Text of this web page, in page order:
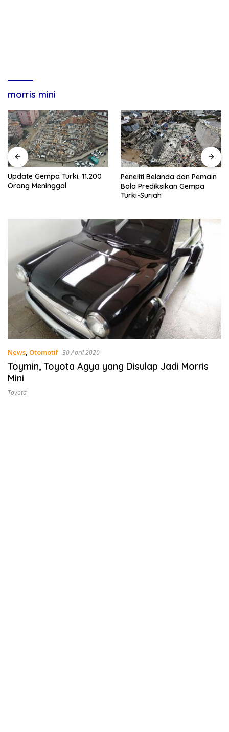
morris mini
Update Gempa Turki: 11.200
Orang Meninggal
Peneliti Belanda dan Pemain
Bola Prediksikan Gempa
Turki-Suriah
News, Otomotif 30 April 2020
Toymin, Toyota Agya yang Disulap Jadi Morris
Mini
Toyota